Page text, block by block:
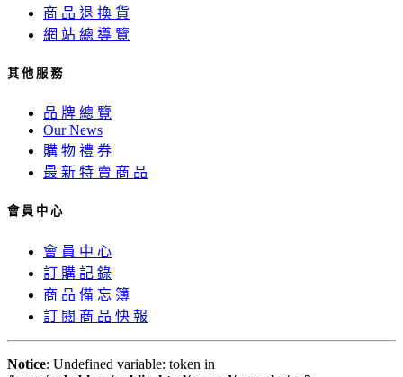
商 品 退 換 貨
網 站 總 導 覽
其 他 服 務
品 牌 總 覽
Our News
購 物 禮 券
最 新 特 賣 商 品
會 員 中 心
會 員 中 心
訂 購 記 錄
商 品 備 忘 簿
訂 閱 商 品 快 報
Notice: Undefined variable: token in